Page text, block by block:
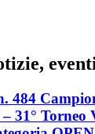
484
31° Torneo